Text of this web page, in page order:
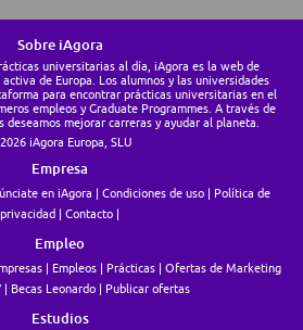
Sobre iAgora
universitarias al día, iAgora es la web de
de Europa. Los alumnos y las universidades
para encontrar prácticas universitarias en el
empleos y Graduate Programmes. A través de
mejorar carreras y ayudar al planeta.
iAgora Europa, SLU
Empresa
en iAgora Condiciones de uso
Política de
privacidad
Contacto
Empleo
Empleos Prácticas
Ofertas de Marketing
Becas Leonardo Publicar ofertas
Estudios